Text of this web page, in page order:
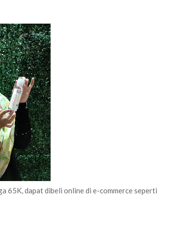
65K, dapat dibeli online di e-commerce seperti